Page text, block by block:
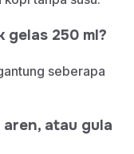
gelas 250 ml?
seberapa
atau gula